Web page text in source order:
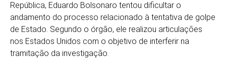
República, Eduardo Bolsonaro tentou dificultar o
andamento do processo relacionado à tentativa de golpe
de Estado. Segundo o órgão, ele realizou articulações
nos Estados Unidos com o objetivo de interferir na
tramitação da investigação.